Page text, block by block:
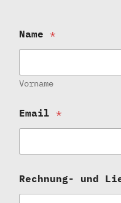
Name*
Vorname
Email*
Rechnung- und